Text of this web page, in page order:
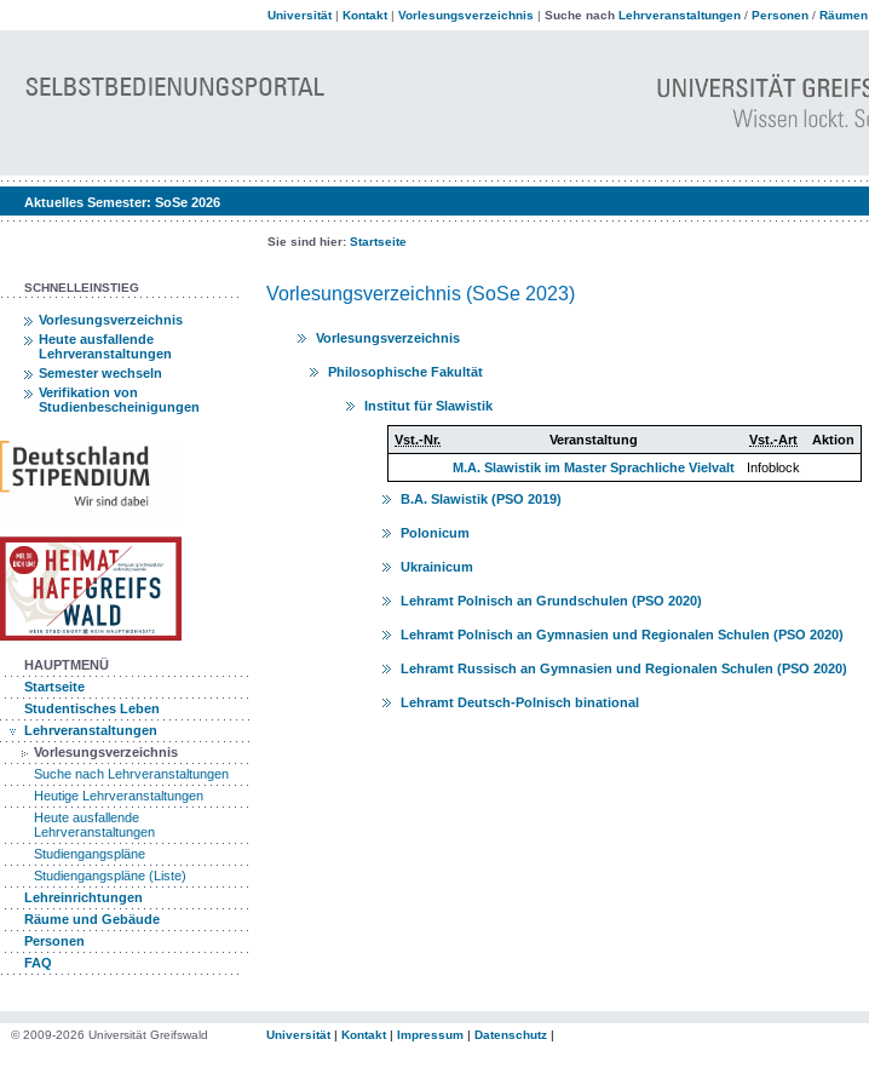
Universität| Kontakt| Vorlesungsverzeichnis | Suche nach Lehrveranstaltungen / Personen / Räumen
Aktuelles Semester: SoSe 2026
Sie sind hier: Startseite
SCHNELLEINSTIEG
Vorlesungsverzeichnis
Heute ausfallende
Lehrveranstaltungen
Semester wechseln
Verifikation von
Studienbescheinigungen
HAUPTMENÜ
Startseite
Studentisches Leben
Lehrveranstaltungen
Vorlesungsverzeichnis
Suche nach Lehrveranstaltungen
Heutige Lehrveranstaltungen
Heute ausfallende
Lehrveranstaltungen
Studiengangspläne
Studiengangspläne (Liste)
Lehreinrichtungen
Räume und Gebäude
Personen
FAQ
Vorlesungsverzeichnis (SoSe 2023)
Vorlesungsverzeichnis
Philosophische Fakultät
Institut für Slawistik
Vst.-Nr. Veranstaltung Vst.-Art
Aktion
M.A. Slawistik im Master Sprachliche Vielvalt
Infoblock
B.A. Slawistik (PSO 2019)
Polonicum
Ukrainicum
Lehramt Polnisch an Grundschulen (PSO 2020)
Lehramt Polnisch an Gymnasien und Regionalen Schulen (PSO 2020)
Lehramt Russisch an Gymnasien und Regionalen Schulen (PSO 2020)
Lehramt Deutsch-Polnisch binational
© 2009-2026 Universität Greifswald Universität| Kontakt| Impressum | Datenschutz |